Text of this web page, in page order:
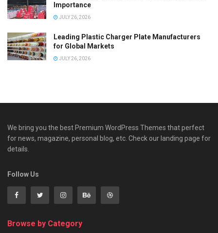
Importance
JULY 26, 2026
Leading Plastic Charger Plate Manufacturers
for Global Markets
JULY 26, 2026
We bring you the best Premium WordPress Themes that perfect
for news, magazine, personal blog, etc. Check our landing page for
details.
Follow Us
Browse by Category